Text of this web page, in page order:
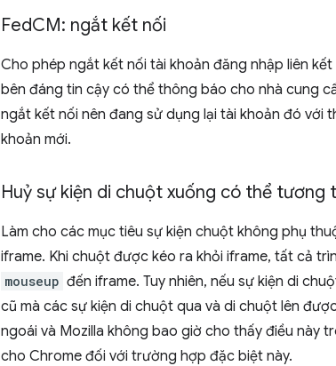
FedCM: ngắt kết nối
Cho phép ngắt kết nối tài khoản đăng nhập liên
bên đáng tin cậy có thể thông báo cho nhà cung
ngắt kết nối nên đang sử dụng lại tài khoản đó với
khoản mới.
Huỷ sự kiện di chuột xuống có thể
Làm cho các mục tiêu sự kiện chuột không phụ
iframe. Khi chuột được kéo ra khỏi iframe, tất cả
mouseup đến iframe. Tuy nhiên, nếu sự kiện di
cũ mà các sự kiện di chuột qua và di chuột lên
ngoái và Mozilla không bao giờ cho thấy điều này
cho Chrome đối với trường hợp đặc biệt này.